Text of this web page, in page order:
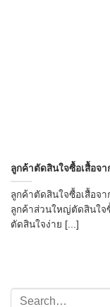
ลูกค้าตัดสินใจซื้อเสื้อจ
ลูกค้าตัดสินใจซื้อเสื้อจ
ลูกค้าส่วนใหญ่ตัดสินใจ
ตัดสินใจง่าย [...]